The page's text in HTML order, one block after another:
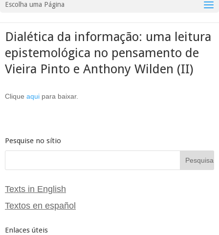
Escolha uma Página
Dialética da informação: uma leitura
epistemológica no pensamento de
Vieira Pinto e Anthony Wilden (II)
Clique aqui para baixar.
Pesquise no sítio
Texts in English
Textos en español
Enlaces úteis